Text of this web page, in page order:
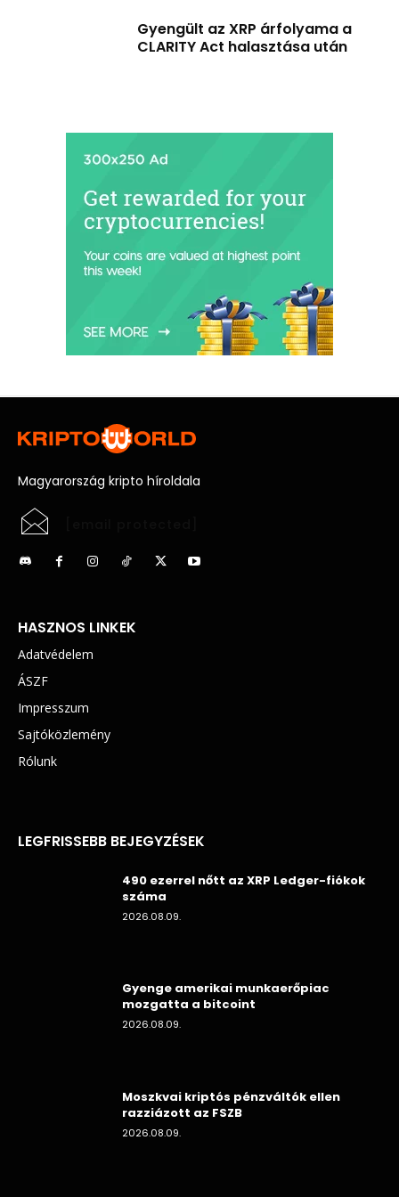
Gyengült az XRP árfolyama a
CLARITY Act halasztása után
Magyarország kripto híroldala
HASZNOS LINKEK
Adatvédelem
ÁSZF
Impresszum
Sajtóközlemény
Rólunk
LEGFRISSEBB BEJEGYZÉSEK
490 ezerrel nőtt az XRP Ledger-fiókok
száma
2026.08.09.
Gyenge amerikai munkaerőpiac
mozgatta a bitcoint
2026.08.09.
Moszkvai kriptós pénzváltók ellen
razziázott az FSZB
2026.08.09.